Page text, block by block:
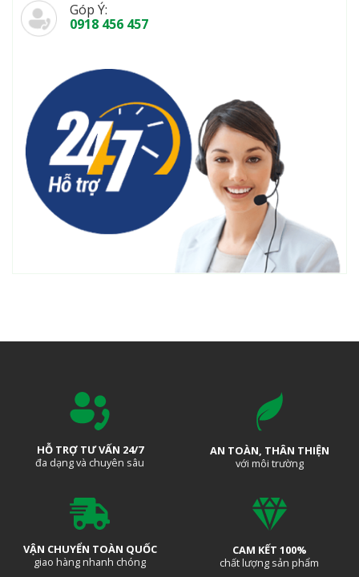
Góp Ý:
0918 456 457
HỖ TRỢ TƯ VẤN 24/7
đa dạng và chuyên sâu
AN TOÀN, THÂN THIỆN
với môi trường
VẬN CHUYỂN TOÀN QUỐC
giao hàng nhanh chóng
CAM KẾT 100%
chất lượng sản phẩm